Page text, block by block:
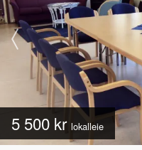
5 500 kr lokalleie